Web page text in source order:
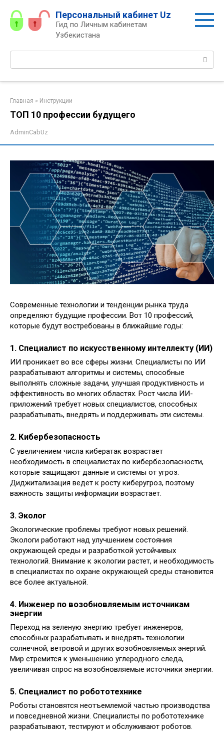
контенту
Персональный кабинет Uz
Гид по Личным кабинетам
Узбекистана
Главная » Инструкции
ТОП 10 профессии будущего
AdminCabUz
Современные технологии и тенденции рынка труда
определяют будущие профессии. Вот 10 профессий,
которые будут востребованы в ближайшие годы:
1. Специалист по искусственному интеллекту (ИИ)
ИИ проникает во все сферы жизни. Специалисты по ИИ
разрабатывают алгоритмы и системы, способные
выполнять сложные задачи, улучшая продуктивность и
эффективность во многих областях. Рост числа ИИ-
приложений требует новых специалистов, способных
разрабатывать, внедрять и поддерживать эти системы.
2. Кибербезопасность
С увеличением числа кибератак возрастает
необходимость в специалистах по кибербезопасности,
которые защищают данные и системы от угроз.
Диджитализация ведет к росту киберугроз, поэтому
важность защиты информации возрастает.
3. Эколог
Экологические проблемы требуют новых решений.
Экологи работают над улучшением состояния
окружающей среды и разработкой устойчивых
технологий. Внимание к экологии растет, и необходимость
в специалистах по охране окружающей среды становится
все более актуальной.
4. Инженер по возобновляемым источникам
энергии
Переход на зеленую энергию требует инженеров,
способных разрабатывать и внедрять технологии
солнечной, ветровой и других возобновляемых энергий.
Мир стремится к уменьшению углеродного следа,
увеличивая спрос на возобновляемые источники энергии.
5. Специалист по робототехнике
Роботы становятся неотъемлемой частью производства
и повседневной жизни. Специалисты по робототехнике
разрабатывают, тестируют и обслуживают роботов.